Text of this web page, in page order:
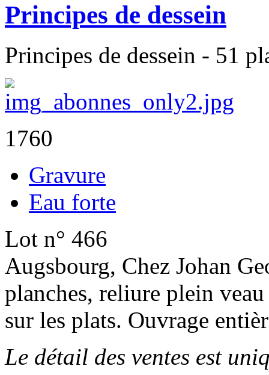
Principes de dessein
Principes de dessein - 51
1760
Gravure
Eau forte
Lot n° 466
Augsbourg, Chez Johan
planches, reliure plein
sur les plats. Ouvrage
Le détail des ventes est